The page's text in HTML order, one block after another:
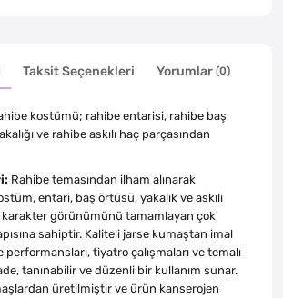
Taksit Seçenekleri Yorumlar (0)
kostümü; rahibe entarisi, rahibe baş
ve rahibe askılı haç parçasından
Rahibe temasından ilham alınarak
entari, baş örtüsü, yakalık ve askılı
karakter görünümünü tamamlayan çok
sahiptir. Kaliteli jarse kumaştan imal
tiyatro çalışmaları ve temalı
tanınabilir ve düzenli bir kullanım sunar.
üretilmiştir ve ürün kanserojen